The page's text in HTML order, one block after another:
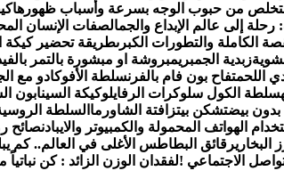
من حبوب الوجه بسرعة وأسباب ظهورها
رحلة إلى عالم الإبداع والجمالصفات الإنسان
الكاملة والتطورات الكبرىطريقة تحضير كيكة
زبدية الجمبريمبروشة او مبشورة بالتمر
اللحمتفاح بون فام بالفرنسلطة الأفوكادو مع
سلطة الكول سلوكرات الرفايلوكيكة السينابون
بدون بيضتشكن بيتزا فتة الشاورما السلطة
الهواتف المحمولة والكمبيوتر والايبادنصائح
رقائق البطاطس الأغلى في العالم.. كم
الاجتماعي !لفقدان الوزن الزائد : كن